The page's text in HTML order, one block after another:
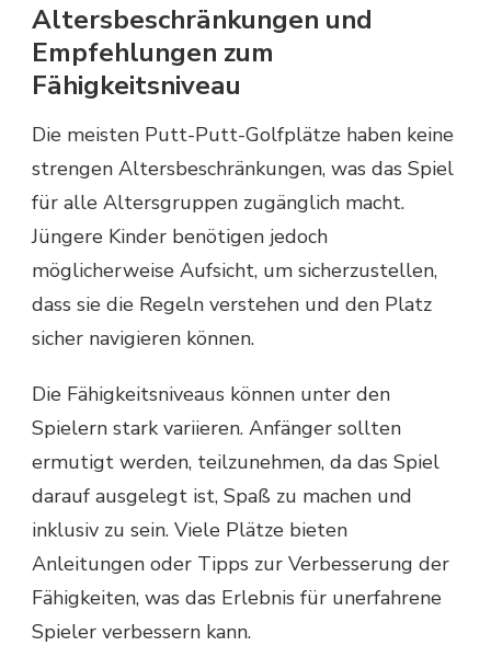
Altersbeschränkungen und
Empfehlungen zum
Fähigkeitsniveau
Die meisten Putt-Putt-Golfplätze haben keine
strengen Altersbeschränkungen, was das Spiel
für alle Altersgruppen zugänglich macht.
Jüngere Kinder benötigen jedoch
möglicherweise Aufsicht, um sicherzustellen,
dass sie die Regeln verstehen und den Platz
sicher navigieren können.
Die Fähigkeitsniveaus können unter den
Spielern stark variieren. Anfänger sollten
ermutigt werden, teilzunehmen, da das Spiel
darauf ausgelegt ist, Spaß zu machen und
inklusiv zu sein. Viele Plätze bieten
Anleitungen oder Tipps zur Verbesserung der
Fähigkeiten, was das Erlebnis für unerfahrene
Spieler verbessern kann.